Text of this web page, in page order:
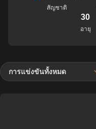
สัญชาติ
30
อายุ
การแข่งขันทั้งหมด